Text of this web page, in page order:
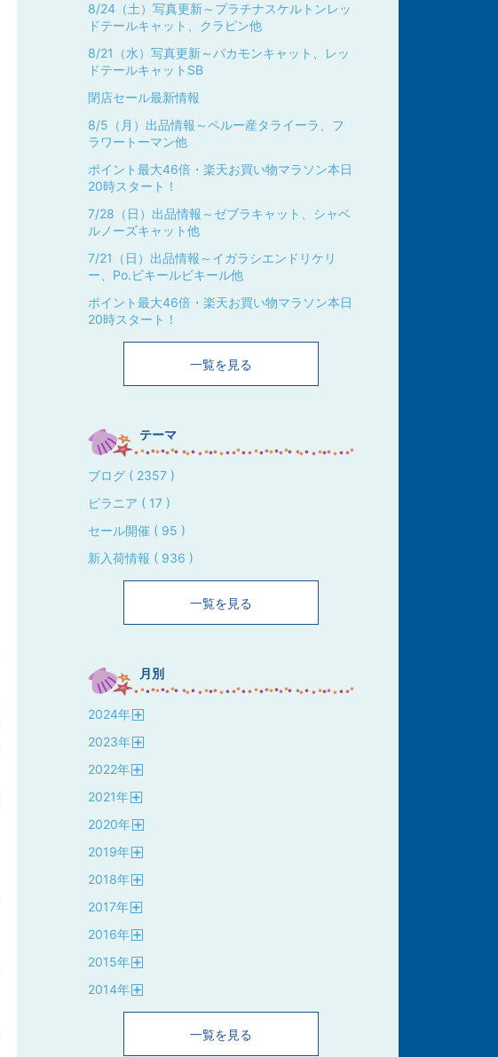
8/24（土）写真更新～プラチナスケルトンレッ
ドテールキャット、クラピン他
8/21（水）写真更新～パカモンキャット、レッ
ドテールキャットSB
閉店セール最新情報
8/5（月）出品情報～ペルー産タライーラ、フ
ラワートーマン他
ポイント最大46倍・楽天お買い物マラソン本日
20時スタート！
7/28（日）出品情報～ゼブラキャット、シャベ
ルノーズキャット他
7/21（日）出品情報～イガラシエンドリケリ
ー、Po.ビキールビキール他
ポイント最大46倍・楽天お買い物マラソン本日
20時スタート！
一覧を見る
テーマ
ブログ ( 2357 )
ピラニア ( 17 )
セール開催 ( 95 )
新入荷情報 ( 936 )
一覧を見る
月別
2024年
2023年
2022年
2021年
2020年
2019年
2018年
2017年
2016年
2015年
2014年
一覧を見る